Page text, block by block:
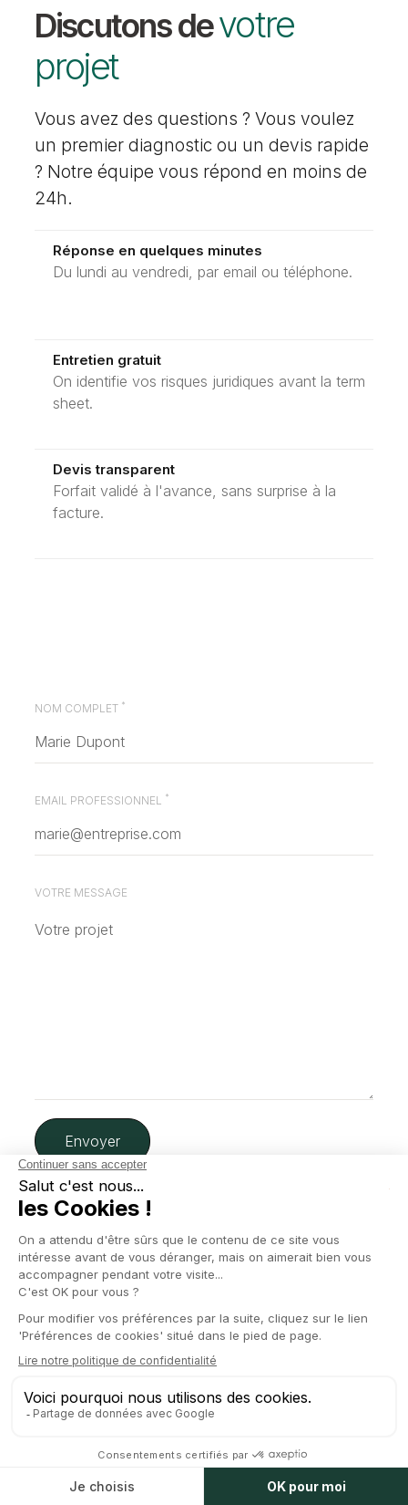
Discutons devotre
projet
Vous avez des questions ? Vous voulez
un premier diagnostic ou un devis rapide
? Notre équipe vous répond en moins de
24h.
Réponse en quelques minutes
Du lundi au vendredi, par email ou téléphone.
Entretien gratuit
On identifie vos risques juridiques avant la term
sheet.
Devis transparent
Forfait validé à l'avance, sans surprise à la
facture.
NOM COMPLET *
EMAIL PROFESSIONNEL *
VOTRE MESSAGE
L'expertise d'un grand cabinet, l'efficacité d'un
partenaire business.